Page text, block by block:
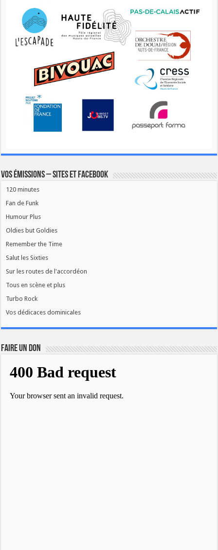
Vos émissions – Sites et Facebook
120 minutes
Fan de Funk
Humour Plus
Oldies but Goldies
Remember the Time
Salut les Sixties
Sur les routes de l'accordéon
Tous en scène et plus
Turbo Rock
Vos dédicaces dominicales
FAIRE UN DON